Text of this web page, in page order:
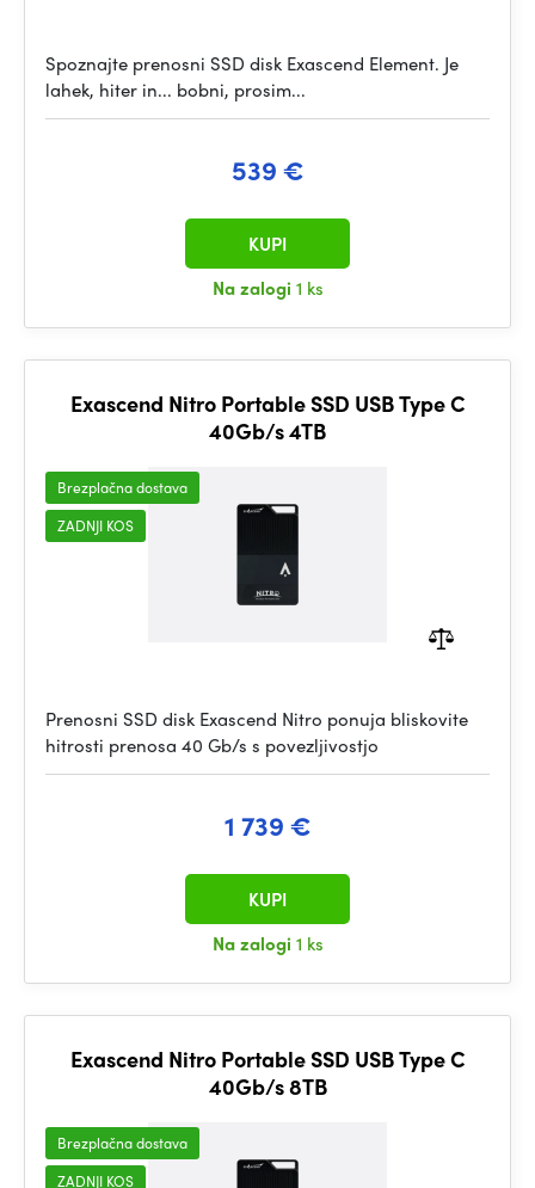
Spoznajte prenosni SSD disk Exascend Element. Je
lahek, hiter in... bobni, prosim...
539 €
Na zalogi 1 ks
KUPI
Exascend Nitro Portable SSD USB Type C
40Gb/s 4TB
Brezplačna dostava
ZADNJI KOS
Prenosni SSD disk Exascend Nitro ponuja bliskovite
hitrosti prenosa 40 Gb/s s povezljivostjo
1 739 €
Na zalogi 1 ks
KUPI
Exascend Nitro Portable SSD USB Type C
40Gb/s 8TB
Brezplačna dostava
ZADNJI KOS